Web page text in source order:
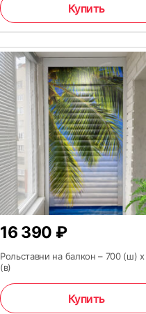
Купить
16 390 ₽
Рольставни на балкон – 700 (ш)
(в)
Купить